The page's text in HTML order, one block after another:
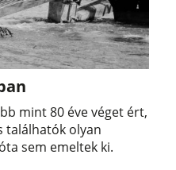
mint 80 éve véget ért,
találhatók olyan
sem emeltek ki.